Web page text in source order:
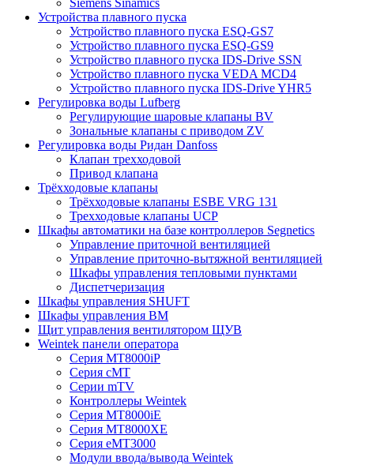
Siemens Sinamics
Устройства плавного пуска
Устройство плавного пуска ESQ-GS7
Устройство плавного пуска ESQ-GS9
Устройство плавного пуска IDS-Drive SSN
Устройство плавного пуска VEDA MCD4
Устройство плавного пуска IDS-Drive YHR5
Регулировка воды Lufberg
Регулирующие шаровые клапаны BV
Зональные клапаны с приводом ZV
Регулировка воды Ридан Danfoss
Клапан трехходовой
Привод клапана
Трёхходовые клапаны
Трёхходовые клапаны ESBE VRG 131
Трехходовые клапаны UCP
Шкафы автоматики на базе контроллеров Segnetics
Управление приточной вентиляцией
Управление приточно-вытяжной вентиляцией
Шкафы управления тепловыми пунктами
Диспетчеризация
Шкафы управления SHUFT
Шкафы управления BM
Щит управления вентилятором ЩУВ
Weintek панели оператора
Серия MT8000iP
Серия cMT
Серии mTV
Контроллеры Weintek
Серия MT8000iE
Серия MT8000XE
Серия eMT3000
Модули ввода/вывода Weintek